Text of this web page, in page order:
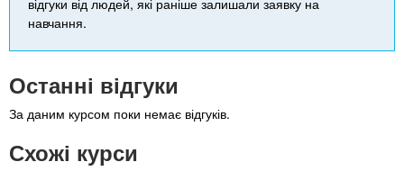
навчання.
Останні відгуки
За даним курсом поки немає відгуків.
Схожі курси